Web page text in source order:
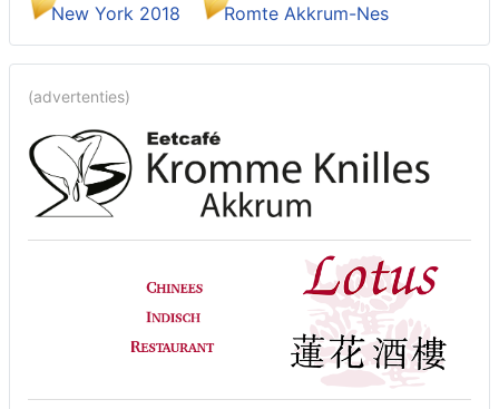
New York 2018
Romte Akkrum-Nes
(advertenties)